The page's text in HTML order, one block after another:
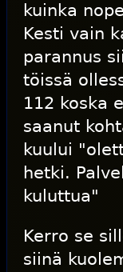
kuinka
Kesti vain
parannus
töissä
112 koska
saanut
kuului
hetki.
kuluttua"
Kerro se
siinä